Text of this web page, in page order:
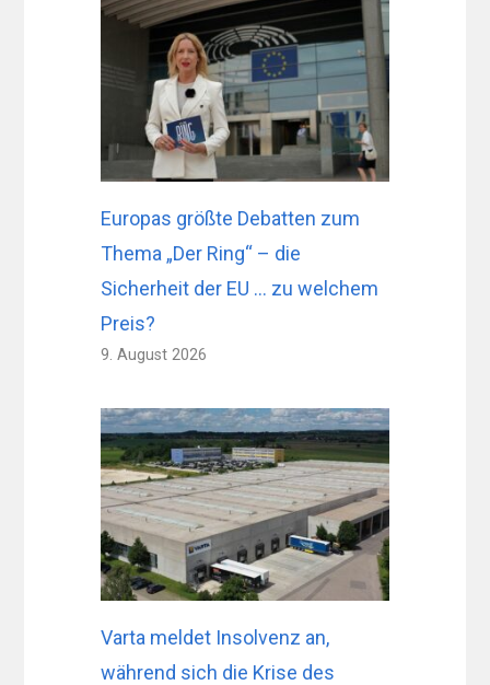
Europas größte Debatten zum
Thema „Der Ring“ – die
Sicherheit der EU … zu welchem ​​
Preis?
9. August 2026
Varta meldet Insolvenz an,
während sich die Krise des